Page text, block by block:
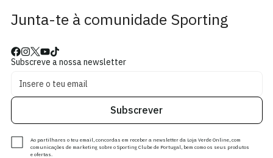
Junta-te à comunidade Sporting
Subscreve a nossa newsletter
Subscrever
Ao partilhares o teu email, concordas em receber a newsletter da Loja Verde Online, com
comunicações de marketing sobre o Sporting Clube de Portugal, bem como os seus produtos
e ofertas.